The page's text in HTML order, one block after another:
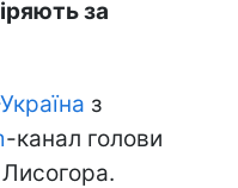
за
з
-канал голови